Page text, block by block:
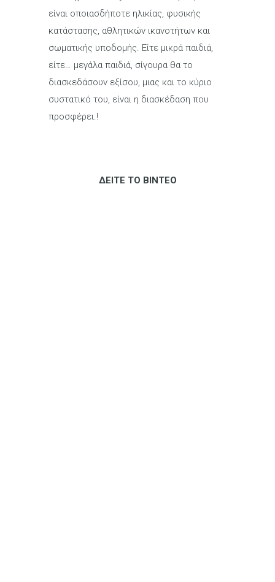
είναι οποιασδήποτε ηλικίας, φυσικής
κατάστασης, αθλητικών ικανοτήτων και
σωματικής υποδομής. Είτε μικρά παιδιά,
είτε… μεγάλα παιδιά, σίγουρα θα το
διασκεδάσουν εξίσου, μιας και το κύριο
συστατικό του, είναι η διασκέδαση που
προσφέρει.!
ΔΕΙΤΕ ΤΟ ΒΙΝΤΕΟ